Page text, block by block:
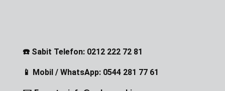
☎️ Sabit Telefon: 0212 222 72 81
📱 Mobil / WhatsApp: 0544 281 77 61